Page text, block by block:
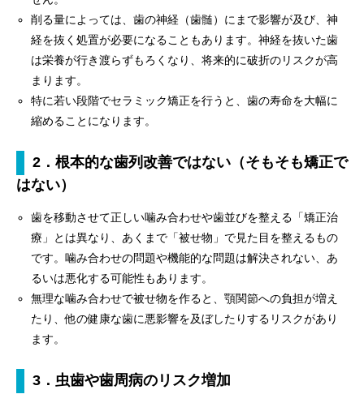
削る量によっては、歯の神経（歯髄）にまで影響が及び、神
経を抜く処置が必要になることもあります。神経を抜いた歯
は栄養が行き渡らずもろくなり、将来的に破折のリスクが高
まります。
特に若い段階でセラミック矯正を行うと、歯の寿命を大幅に
縮めることになります。
2．根本的な歯列改善ではない（そもそも矯正で
はない）
歯を移動させて正しい噛み合わせや歯並びを整える「矯正治
療」とは異なり、あくまで「被せ物」で見た目を整えるもの
です。噛み合わせの問題や機能的な問題は解決されない、あ
るいは悪化する可能性もあります。
無理な噛み合わせで被せ物を作ると、顎関節への負担が増え
たり、他の健康な歯に悪影響を及ぼしたりするリスクがあり
ます。
3．虫歯や歯周病のリスク増加